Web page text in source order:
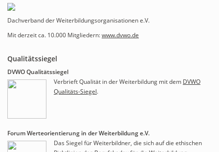
Dachverband der Weiterbildungsorganisationen e.V.
Mit derzeit ca. 10.000 Mitgliedern:www.dvwo.de
Qualitätssiegel
DVWO Qualitätssiegel
Verbrieft Qualität in der Weiterbildung mit dem DVWO
Qualitäts-Siegel.
Forum Werteorientierung in der Weiterbildung e.V.
Das Siegel für Weiterbildner, die sich auf die ethischen